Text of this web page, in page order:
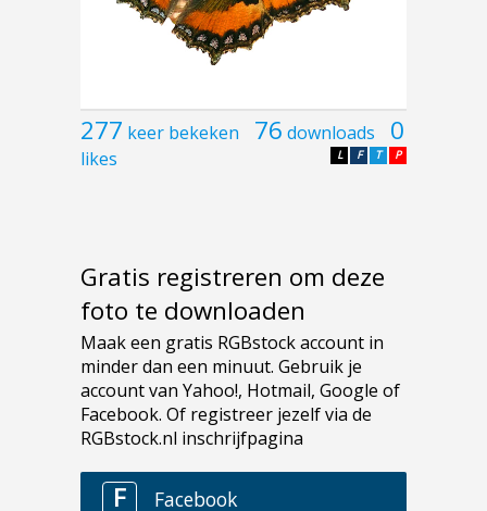
277 keer bekeken 76 downloads 0
likes P
T
F
L
Gratis registreren om deze
foto te downloaden